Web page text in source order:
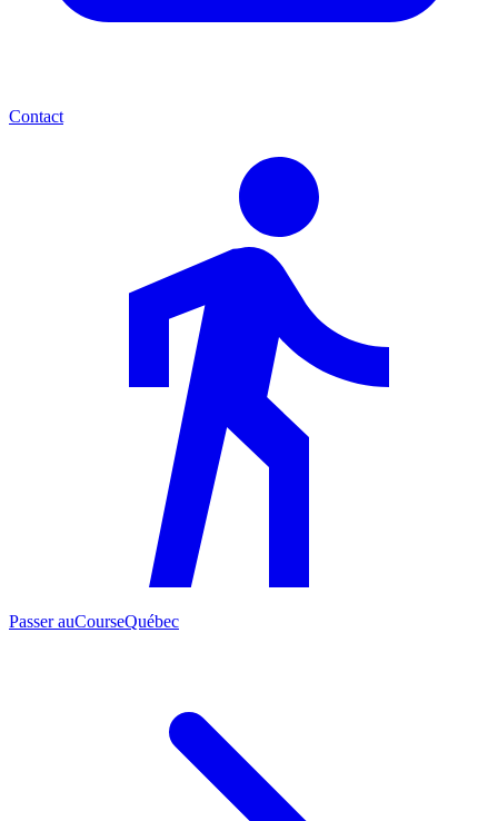
Contact
Passer auCourseQuébec